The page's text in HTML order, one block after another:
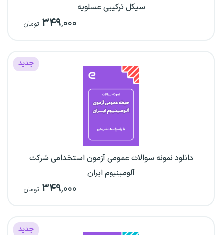
سیکل ترکیبی عسلویه
۳۴۹,۰۰۰ تومان
جدید
دانلود نمونه سوالات عمومی آزمون استخدامی شرکت
آلومینیوم ایران
۳۴۹,۰۰۰ تومان
جدید